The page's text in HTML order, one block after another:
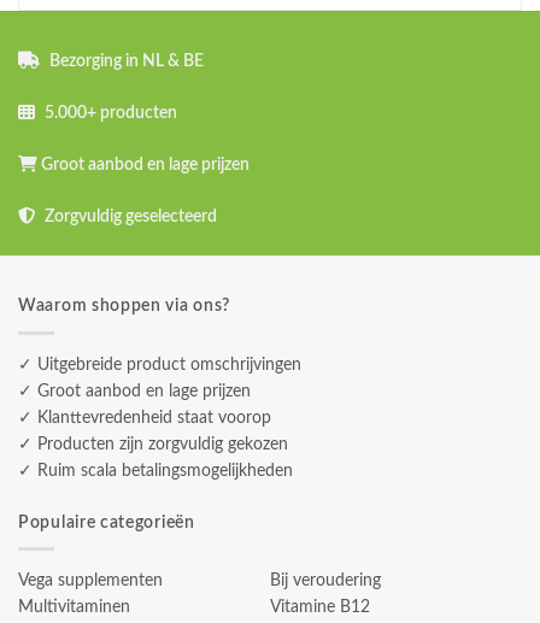
Bezorging in NL & BE
5.000+ producten
Groot aanbod en lage prijzen
Zorgvuldig geselecteerd
Waarom shoppen via ons?
✓ Uitgebreide product omschrijvingen
✓ Groot aanbod en lage prijzen
✓ Klanttevredenheid staat voorop
✓ Producten zijn zorgvuldig gekozen
✓ Ruim scala betalingsmogelijkheden
Populaire categorieën
Vega supplementen
Multivitaminen
Bij veroudering
Vitamine B12